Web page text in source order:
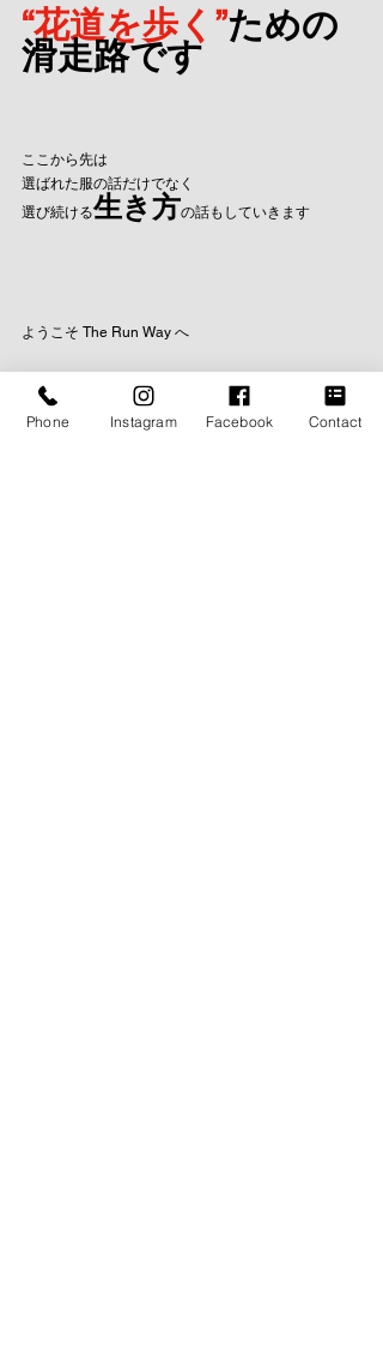
“花道を歩く”ための
滑走路です
ここから先は
選ばれた服の話だけでなく
選び続ける生き方の話もしていきます
ようこそ The Run Way へ
Phone Instagram Facebook Contact